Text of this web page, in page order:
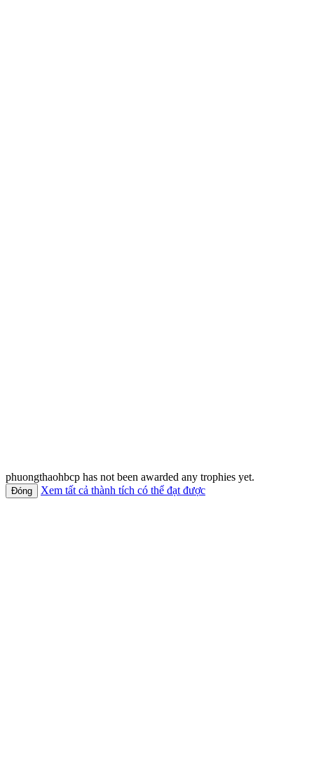
phuongthaohbcp has not been awarded any trophies yet.
Xem tất cả thành tích có thể đạt được